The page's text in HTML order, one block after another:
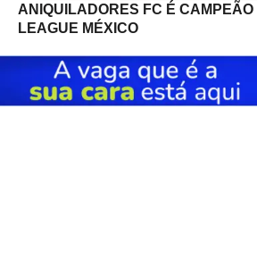
ANIQUILADORES FC É CAMPEÃO
LEAGUE MÉXICO